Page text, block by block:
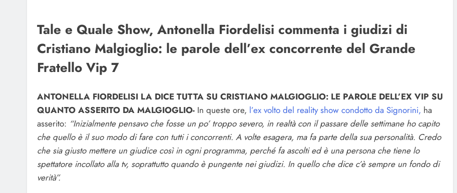
Tale e Quale Show, Antonella Fiordelisi commenta i giudizi di
Cristiano Malgioglio: le parole dell’ex concorrente del Grande
Fratello Vip 7
ANTONELLA FIORDELISI LA DICE TUTTA SU CRISTIANO MALGIOGLIO: LE PAROLE DELL’EX VIP SU
QUANTO ASSERITO DA MALGIOGLIO- In queste ore, l’ex volto del reality show condotto da Signorini, ha
asserito: “Inizialmente pensavo che fosse un po’ troppo severo, in realtà con il passare delle settimane ho capito
che quello è il suo modo di fare con tutti i concorrenti. A volte esagera, ma fa parte della sua personalità. Credo
che sia giusto mettere un giudice così in ogni programma, perché fa ascolti ed è una persona che tiene lo
spettatore incollato alla tv, soprattutto quando è pungente nei giudizi. In quello che dice c’è sempre un fondo di
verità”.